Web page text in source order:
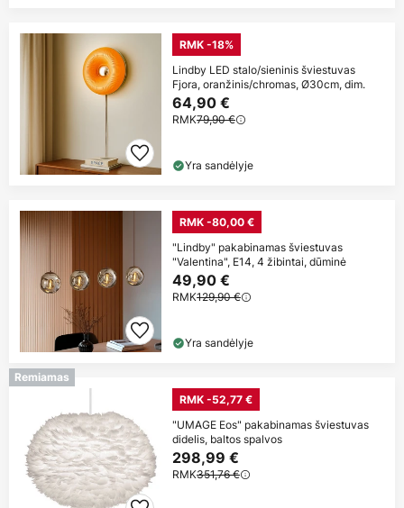
RMK -18%
Lindby LED stalo/sieninis šviestuvas
Fjora, oranžinis/chromas, Ø30cm, dim.
64,90 €
RMK79,90 €
Yra sandėlyje
RMK -80,00 €
"Lindby" pakabinamas šviestuvas
"Valentina", E14, 4 žibintai, dūminė
49,90 €
RMK129,90 €
Yra sandėlyje
Remiamas
RMK -52,77 €
"UMAGE Eos" pakabinamas šviestuvas
didelis, baltos spalvos
298,99 €
RMK351,76 €